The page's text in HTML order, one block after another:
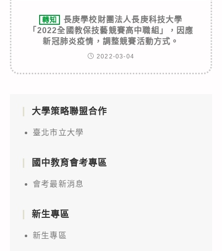
轉知
長庚學校財團法人長庚科技大學
「2022全國教保技藝競賽高中職組」，因應
新冠肺炎疫情，調整競賽活動方式。
2022-03-04
大學策略聯盟合作
臺北市立大學
國中教育會考專區
會考最新消息
新生專區
新生專區